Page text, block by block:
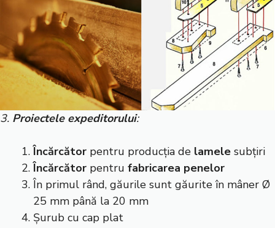
3. Proiectele expeditorului:
Încărcător pentru producția de lamele subțiri
Încărcător pentru fabricarea penelor
În primul rând, găurile sunt găurite în mâner Ø
25 mm până la 20 mm
Șurub cu cap plat